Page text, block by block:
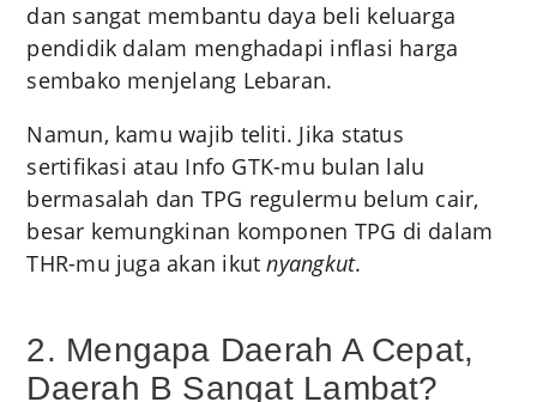
dan sangat membantu daya beli keluarga
pendidik dalam menghadapi inflasi harga
sembako menjelang Lebaran.
Namun, kamu wajib teliti. Jika status
sertifikasi atau Info GTK-mu bulan lalu
bermasalah dan TPG regulermu belum cair,
besar kemungkinan komponen TPG di dalam
THR-mu juga akan ikutnyangkut.
2. Mengapa Daerah A Cepat,
Daerah B Sangat Lambat?